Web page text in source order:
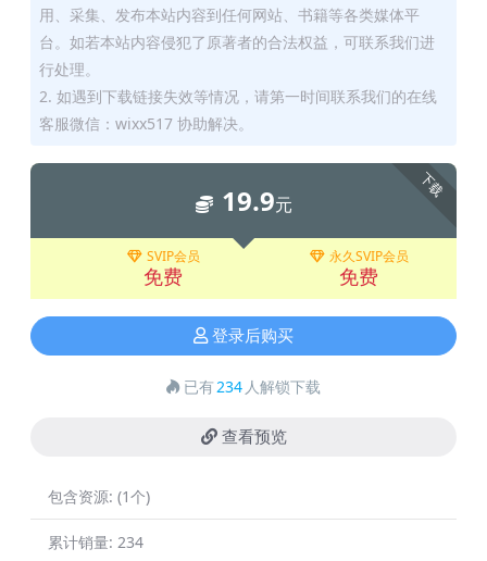
用、采集、发布本站内容到任何网站、书籍等各类媒体平
台。如若本站内容侵犯了原著者的合法权益，可联系我们进
行处理。
2. 如遇到下载链接失效等情况，请第一时间联系我们的在线
客服微信：wixx517 协助解决。
下载
19.9元
SVIP会员
免费
永久SVIP会员
免费
登录后购买
已有234 人解锁下载
查看预览
包含资源: (1个)
累计销量: 234